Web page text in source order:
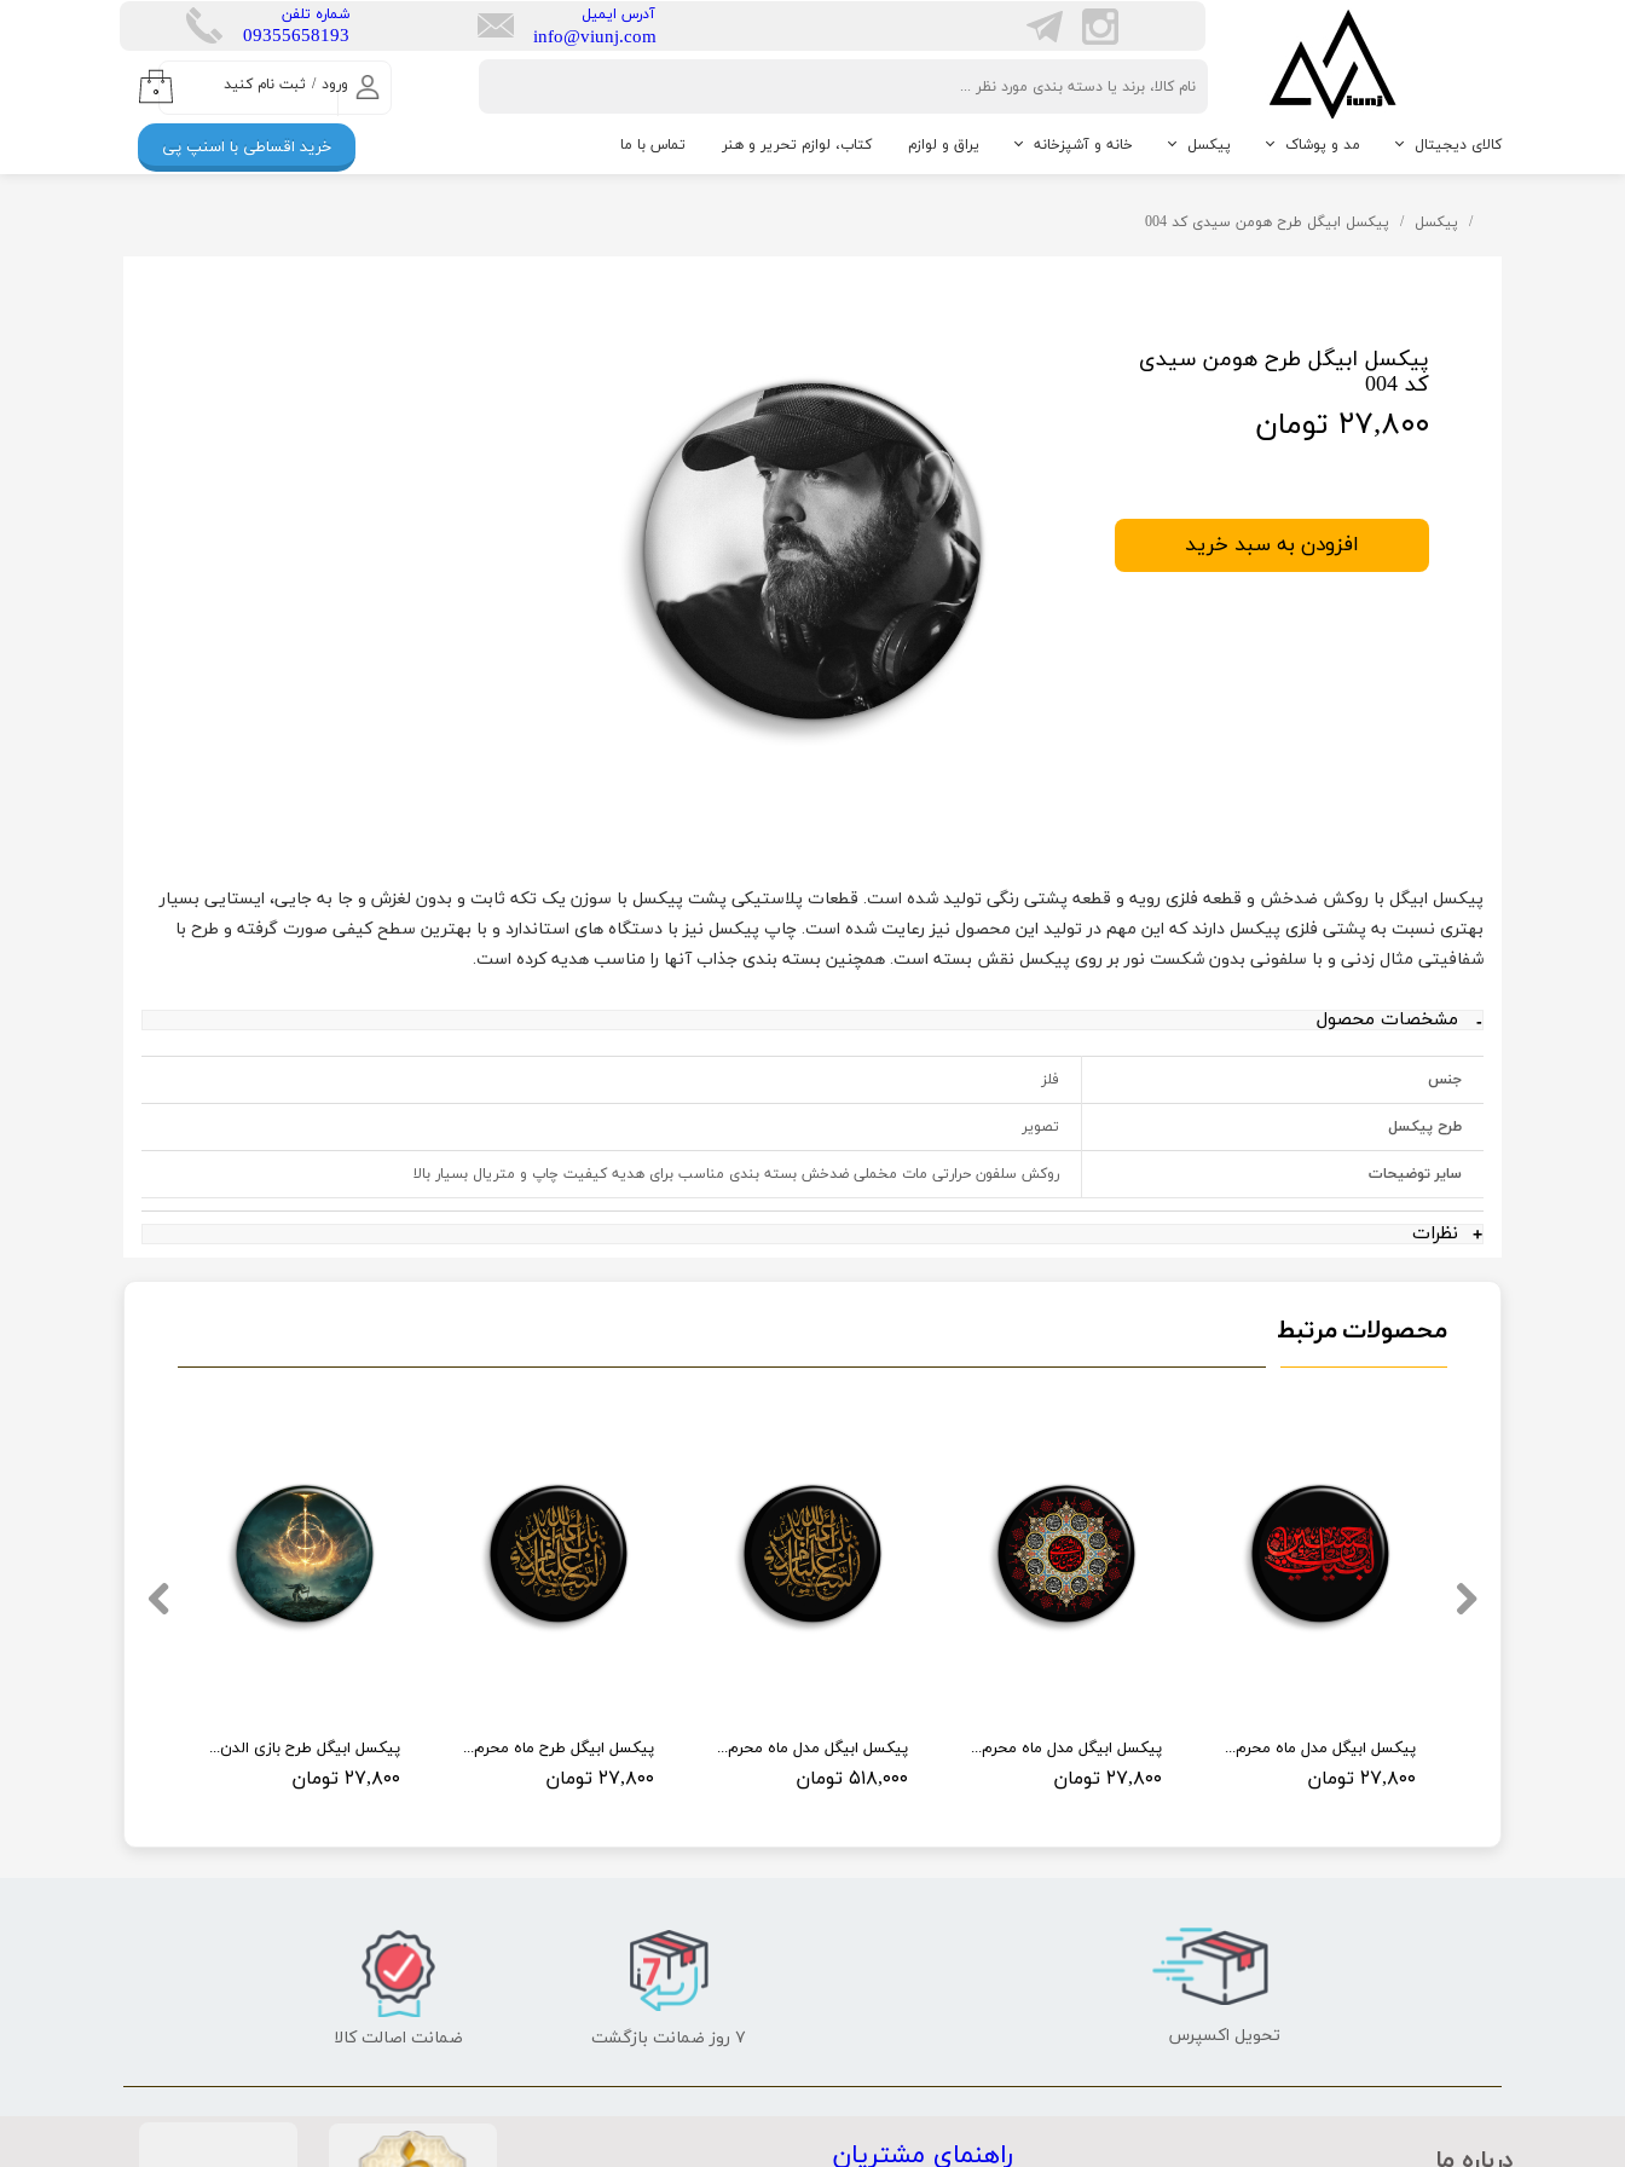
ورود / ثبت نام کنید
حساب کاربری من
تغییر گذر واژه
۰
کالای دیجیتال مد و پوشاک پیکسل خانه و آشپزخانه یراق و لوازم کتاب، لوازم تحریر و هنر تماس با ما
​شماره تلفن
​​09355658193
​آدرس ایمیل
info@viunj.com
خرید اقساطی با اسنپ پی
پیکسل پیکسل ابیگل طرح هومن سیدی کد 004
پیکسل ابیگل طرح هومن سیدی
کد 004
۲۷,۸۰۰ تومان
افزودن به سبد خرید
پیکسل ابیگل با روکش ضدخش و قطعه فلزی رویه و قطعه پشتی رنگی تولید شده است. قطعات پلاستیکی پشت پیکسل با سوزن یک تکه ثابت و بدون لغزش و جا به جایی، ایستایی بسیار
بهتری نسبت به پشتی فلزی پیکسل دارند که این مهم در تولید این محصول نیز رعایت شده است. چاپ پیکسل نیز با دستگاه های استاندارد و با بهترین سطح کیفی صورت گرفته و طرح با
شفافیتی مثال زدنی و با سلفونی بدون شکست نور بر روی پیکسل نقش بسته است. همچنین بسته بندی جذاب آنها را مناسب هدیه کرده است.
مشخصات محصول
جنس فلز
طرح پیکسل تصویر
سایر توضیحات روکش سلفون حرارتی مات مخملی ضدخش بسته بندی مناسب برای هدیه کیفیت چاپ و متریال بسیار بالا
نظرات
محصولات مرتبط
پیکسل ابیگل طرح بازی الدن رینگ کد elden ring 005
۲۷,۸۰۰ تومان
پیکسل ابیگل طرح ماه محرم کد 001
۲۷,۸۰۰ تومان
پیکسل ابیگل مدل ماه محرم کد 001 بسته 50 عددی
۵۱۸,۰۰۰ تومان
پیکسل ابیگل مدل ماه محرم کد 002
۲۷,۸۰۰ تومان
پیکسل ابیگل مدل ماه محرم کد 004
۲۷,۸۰۰ تومان
راهنمای مشتریان
تحویل اکسپرس ۷ روز ضمانت بازگشت ضمانت اصالت کالا